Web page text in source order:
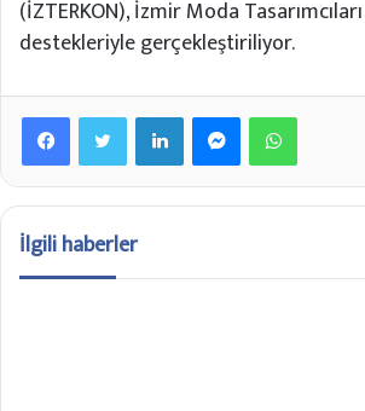
(İZTERKON), İzmir Moda
destekleriyle gerçekleştiriliyor.
İlgili haberler